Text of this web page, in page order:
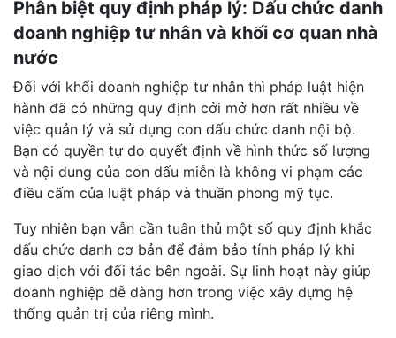
Phân biệt quy định pháp lý: Dấu chức danh
doanh nghiệp tư nhân và khối cơ quan nhà
nước
Đối với khối doanh nghiệp tư nhân thì pháp luật hiện
hành đã có những quy định cởi mở hơn rất nhiều về
việc quản lý và sử dụng con dấu chức danh nội bộ.
Bạn có quyền tự do quyết định về hình thức số lượng
và nội dung của con dấu miễn là không vi phạm các
điều cấm của luật pháp và thuần phong mỹ tục.
Tuy nhiên bạn vẫn cần tuân thủ một số quy định khắc
dấu chức danh cơ bản để đảm bảo tính pháp lý khi
giao dịch với đối tác bên ngoài. Sự linh hoạt này giúp
doanh nghiệp dễ dàng hơn trong việc xây dựng hệ
thống quản trị của riêng mình.